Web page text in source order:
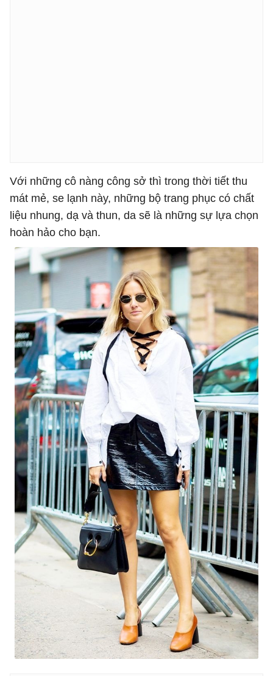
Với những cô nàng công sở thì trong thời tiết thu
mát mẻ, se lạnh này, những bộ trang phục có chất
liệu nhung, dạ và thun, da sẽ là những sự lựa chọn
hoàn hảo cho bạn.